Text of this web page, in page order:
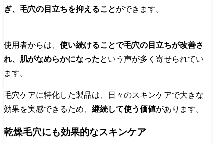
ぎ、毛穴の目立ちを抑えることができます。
使用者からは、 使い続けることで毛穴の目立ちが改善さ
れ、肌がなめらかになったという声が多く寄せられてい
ます。
毛穴ケアに特化した製品は、日々のスキンケアで大きな
効果を実感できるため、 継続して使う価値があります。
乾燥毛穴にも効果的なスキンケア